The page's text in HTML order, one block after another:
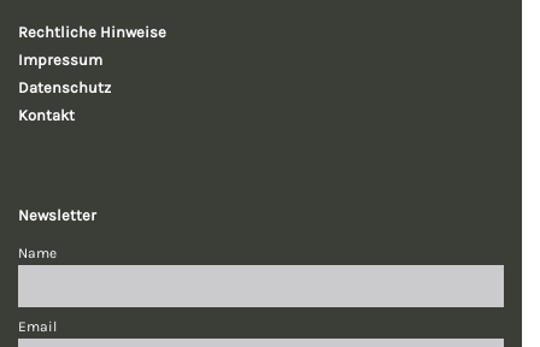
Rechtliche Hinweise
Impressum
Datenschutz
Kontakt
Newsletter
Name
Email